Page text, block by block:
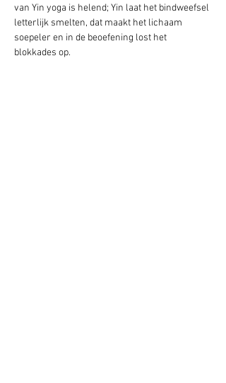
van Yin yoga is helend; Yin laat het bindweefsel
letterlijk smelten, dat maakt het lichaam
soepeler en in de beoefening lost het
blokkades op.